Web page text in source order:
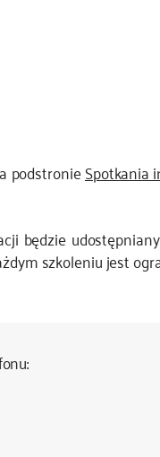
podstronieSpotkania
będzie
szkoleniu jest